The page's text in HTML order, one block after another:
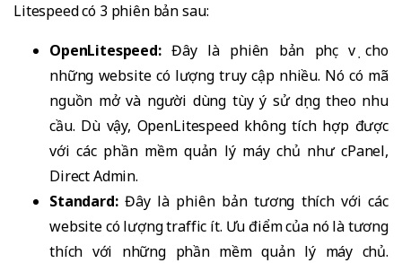
Litespeed có 3 phiên bản sau:
OpenLitespeed:Đây là phiên bản phục vụ cho
những website có lượng truy cập nhiều. Nó có mã
nguồn mở và người dùng tùy ý sử dụng theo nhu
cầu. Dù vậy, OpenLitespeed không tích hợp được
với các phần mềm quản lý máy chủ như cPanel,
Direct Admin.
Standard:Đây là phiên bản tương thích với các
website có lượng traffic ít. Ưu điểm của nó là tương
thích với những phần mềm quản lý máy chủ.